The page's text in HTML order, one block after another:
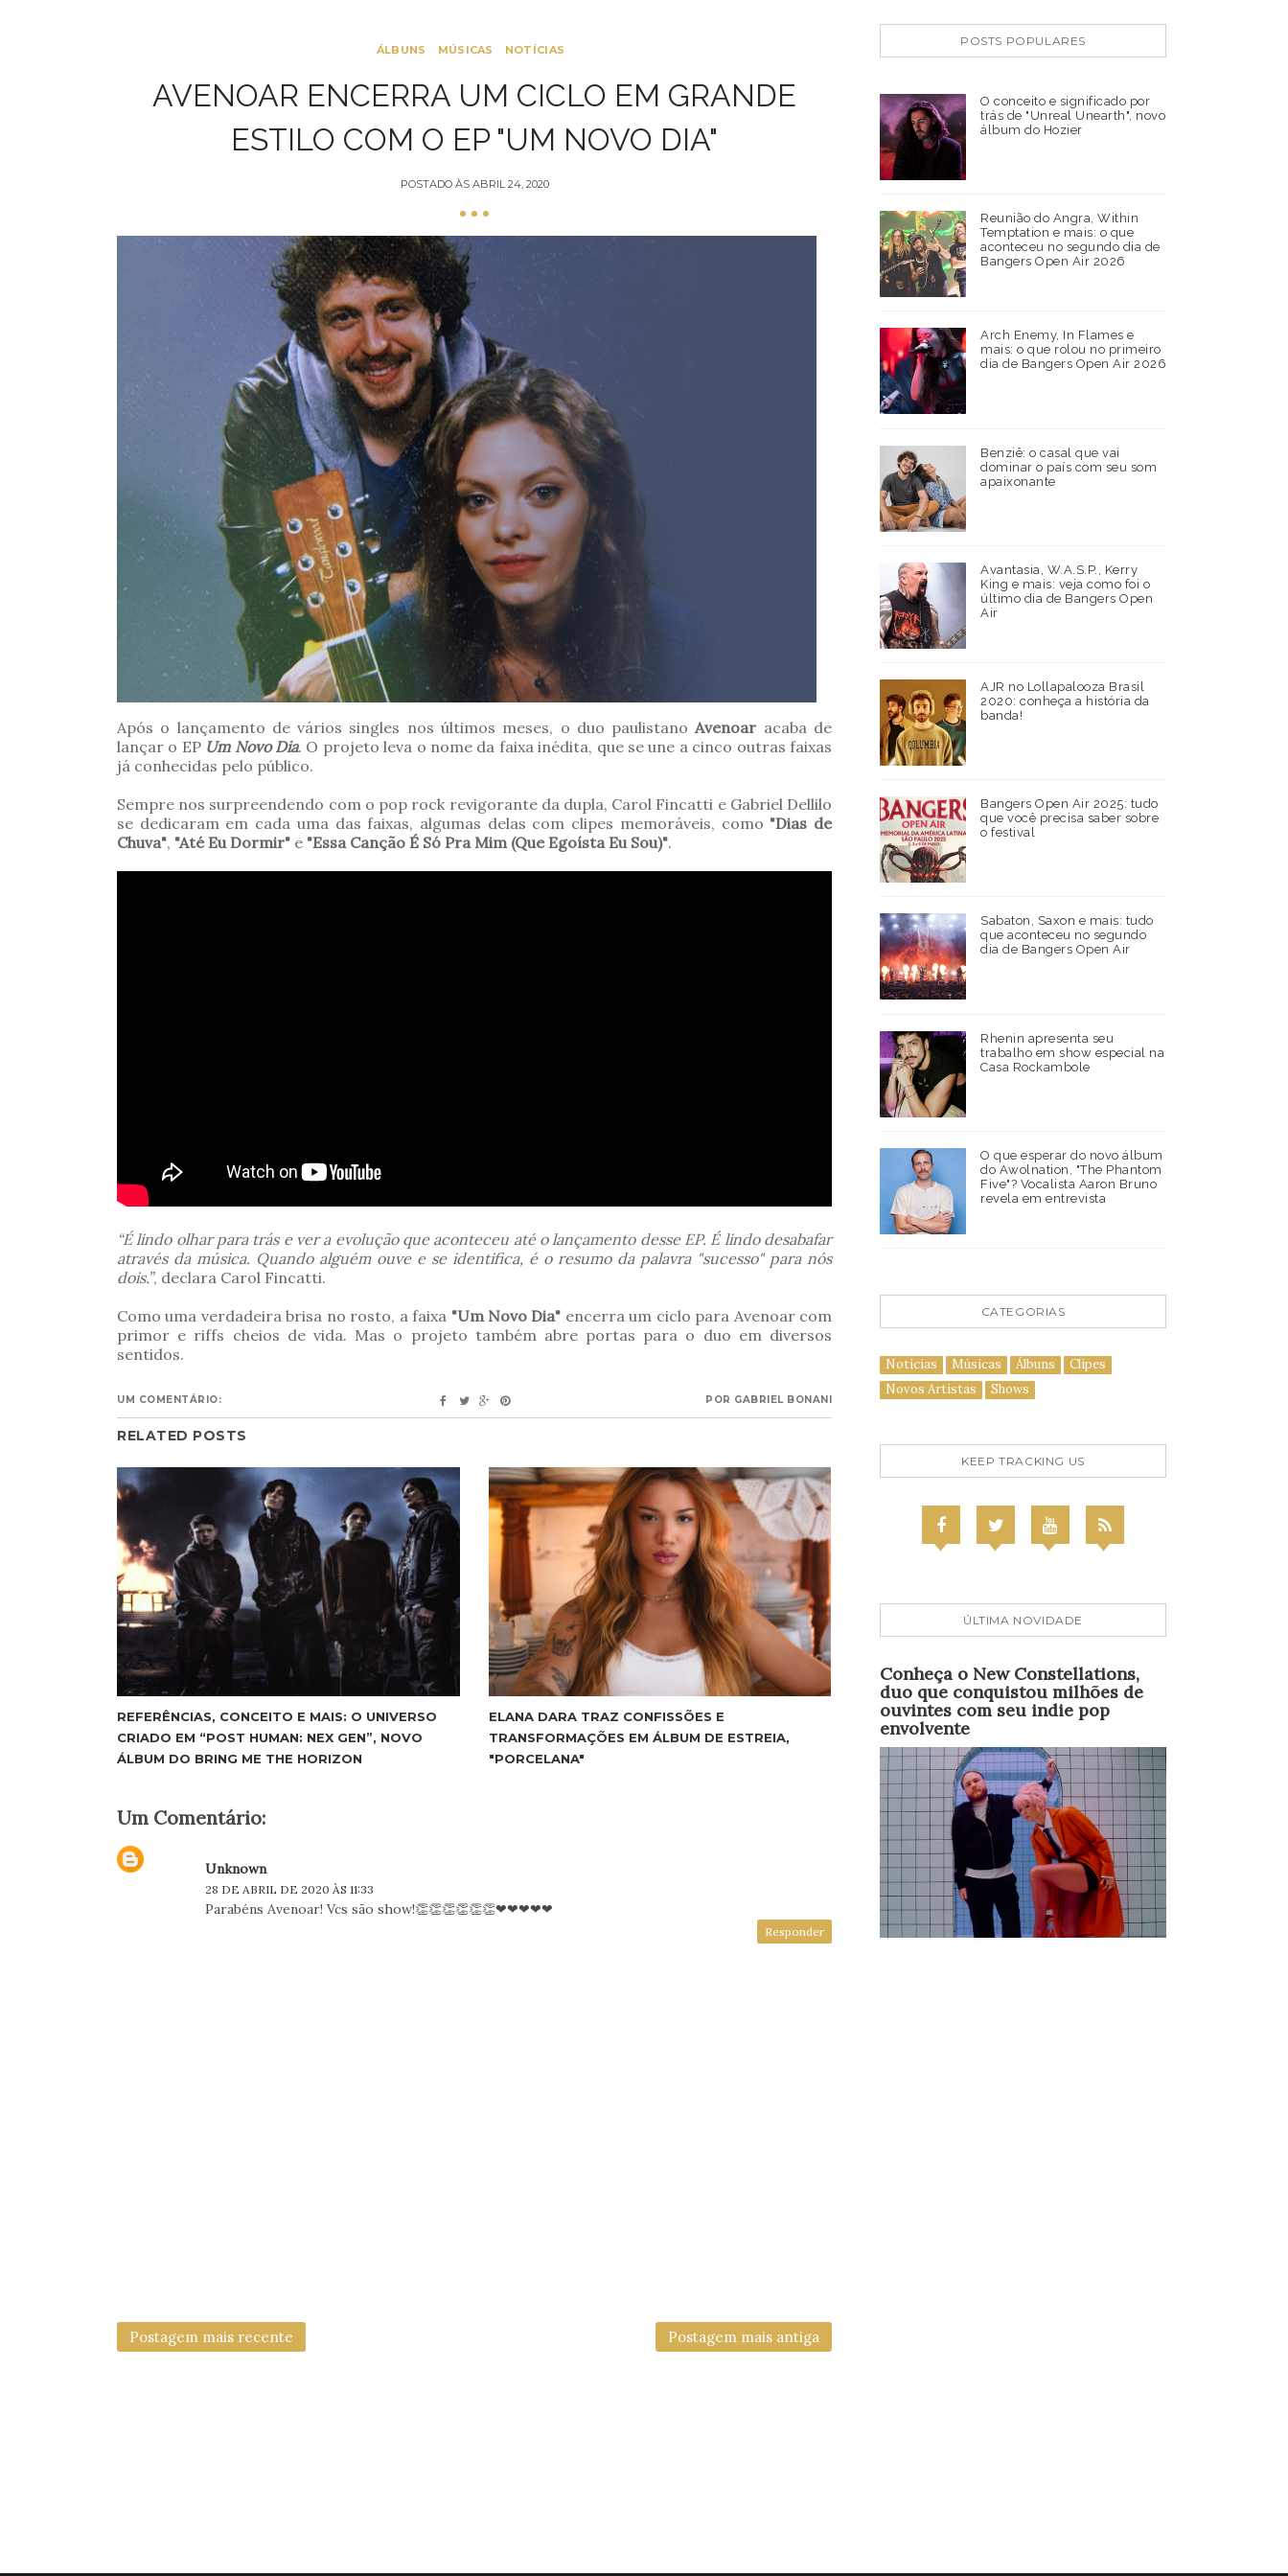
ÁLBUNS MÚSICAS NOTÍCIAS
AVENOAR ENCERRA UM CICLO EM GRANDE
ESTILO COM O EP "UM NOVO DIA"
POSTADO ÀS ABRIL 24, 2020
Após o lançamento de vários singles nos últimos meses, o duo paulistanoAvenoar acaba de
lançar o EP Um Novo Dia. O projeto leva o nome da faixa inédita, que se une a cinco outras faixas
já conhecidas pelo público.
Sempre nos surpreendendo com o pop rock revigorante da dupla, Carol Fincatti e Gabriel Dellilo
se dedicaram em cada uma das faixas, algumas delas com clipes memoráveis, como "Dias de
Chuva", "Até Eu Dormir" e "Essa Canção É Só Pra Mim (Que Egoísta Eu Sou)".
“É lindo olhar para trás e ver a evolução que aconteceu até o lançamento desse EP. É lindo desabafar
através da música. Quando alguém ouve e se identifica, é o resumo da palavra "sucesso" para nós
dois.”, declara Carol Fincatti.
Como uma verdadeira brisa no rosto, a faixa "Um Novo Dia" encerra um ciclo para Avenoar com
primor e riffs cheios de vida. Mas o projeto também abre portas para o duo em diversos
sentidos.
UM COMENTÁRIO: POR GABRIEL BONANI
RELATED POSTS
REFERÊNCIAS, CONCEITO E MAIS: O UNIVERSO
CRIADO EM “POST HUMAN: NEX GEN”, NOVO
ÁLBUM DO BRING ME THE HORIZON
ELANA DARA TRAZ CONFISSÕES E
TRANSFORMAÇÕES EM ÁLBUM DE ESTREIA,
"PORCELANA"
Um Comentário:
Unknown
28 DE ABRIL DE 2020 ÀS 11:33
Parabéns Avenoar! Vcs são show!👏👏👏👏👏👏❤❤❤❤❤
Responder
Postagem mais recente Postagem mais antiga
POSTS POPULARES
O conceito e significado por
trás de "Unreal Unearth", novo
álbum do Hozier
Reunião do Angra, Within
Temptation e mais: o que
aconteceu no segundo dia de
Bangers Open Air 2026
Arch Enemy, In Flames e
mais: o que rolou no primeiro
dia de Bangers Open Air 2026
Benziê: o casal que vai
dominar o país com seu som
apaixonante
Avantasia, W.A.S.P., Kerry
King e mais: veja como foi o
último dia de Bangers Open
Air
AJR no Lollapalooza Brasil
2020: conheça a história da
banda!
Bangers Open Air 2025: tudo
que você precisa saber sobre
o festival
Sabaton, Saxon e mais: tudo
que aconteceu no segundo
dia de Bangers Open Air
Rhenin apresenta seu
trabalho em show especial na
Casa Rockambole
O que esperar do novo álbum
do Awolnation, "The Phantom
Five"? Vocalista Aaron Bruno
revela em entrevista
CATEGORIAS
Notícias Músicas Álbuns
Clipes
Novos Artistas
Shows
KEEP TRACKING US
ÚLTIMA NOVIDADE
Conheça o New Constellations,
duo que conquistou milhões de
ouvintes com seu indie pop
envolvente